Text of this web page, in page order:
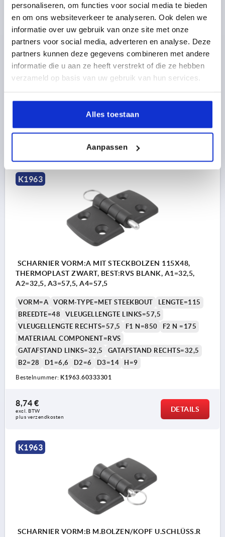
personaliseren, om functies voor social media te bieden
en om ons websiteverkeer te analyseren. Ook delen we
informatie over uw gebruik van onze site met onze
partners voor social media, adverteren en analyse. Deze
partners kunnen deze gegevens combineren met andere
informatie die u aan ze heeft verstrekt of die ze hebben
verzameld op basis van uw gebruik van hun services.
Alles toestaan
Aanpassen
THERMOPLAST ZWART, BEST:RVS BLANK, A1=27,5,
A2=27,5, A3=48,5, A4=48,5
VORM=A VORM-TYPE=MET STEEKBOUT
LENGTE=97
BREEDTE=48
VLEUGELLENGTE LINKS=48,5
VLEUGELLENGTE RECHTS=48,5
F1 N=800
F2 N =425
MATERIAAL COMPONENT=RVS
GATAFSTAND LINKS=27,5
GATAFSTAND RECHTS=27,5
8,74 €
K1963
SCHARNIER VORM:A MIT STECKBOLZEN 115X48,
THERMOPLAST ZWART, BEST:RVS BLANK, A1=32,5,
A2=32,5, A3=57,5, A4=57,5
VORM=A VORM-TYPE=MET STEEKBOUT
LENGTE=115
BREEDTE=48
VLEUGELLENGTE LINKS=57,5
VLEUGELLENGTE RECHTS=57,5
F1 N=850
F2 N =175
MATERIAAL COMPONENT=RVS
GATAFSTAND LINKS=32,5
GATAFSTAND RECHTS=32,5
B2=28
D1=6,6 D2=6 D3=14 H=9
Bestelnummer: K1963.60333301
8,74 €
excl. BTW
plus verzendkosten
DETAILS
K1963
SCHARNIER VORM:B M.BOLZEN/KOPF U.SCHLÜSS.R